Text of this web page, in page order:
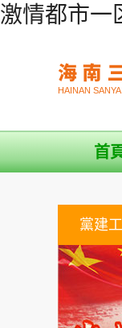
激情都市一
HAINAN
首
黨建